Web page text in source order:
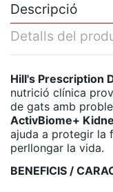
Descripció
Detalls del
Hill's Prescription
nutrició clínica
de gats amb
ActivBiome+
ajuda a protegir la
perllongar la vida.
BENEFICIS /